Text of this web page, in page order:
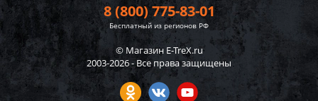
8 (800) 775-83-01
Бесплатный из регионов РФ
© Магазин E-TreX.ru
2003-2026 - Все права защищены